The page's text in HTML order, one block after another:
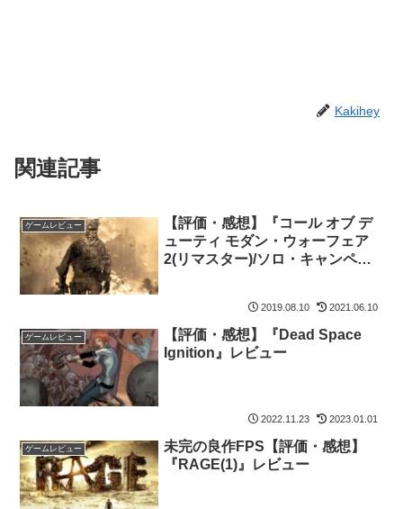
Kakihey
関連記事
ゲームレビュー
【評価・感想】『コール オブ デ
ューティ モダン・ウォーフェア
2(リマスター)/ソロ・キャンペー
2019.08.10 2021.06.10
ゲームレビュー
【評価・感想】『Dead Space
Ignition』レビュー
2022.11.23 2023.01.01
ゲームレビュー
未完の良作FPS【評価・感想】
『RAGE(1)』レビュー